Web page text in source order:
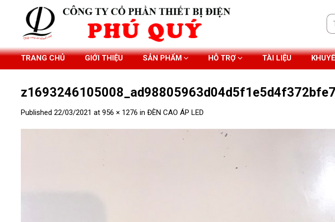
Tìm
TRANG CHỦ GIỚI THIỆU SẢN PHẨM HỖ TRỢ TÀI LIỆU
Published 22/03/2021 at 956 × 1276 in ĐÈN CAO ÁP LED